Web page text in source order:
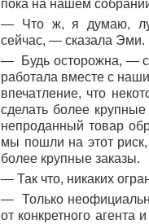
пока на нашем
— Что ж, я думаю,
сейчас, — сказала Эми.
— Будь осторожна, —
работала вместе с
впечатление, что
сделать более
непроданный товар
мы пошли на этот
более крупные заказы.
— Так что, никаких
— Только
от конкретного